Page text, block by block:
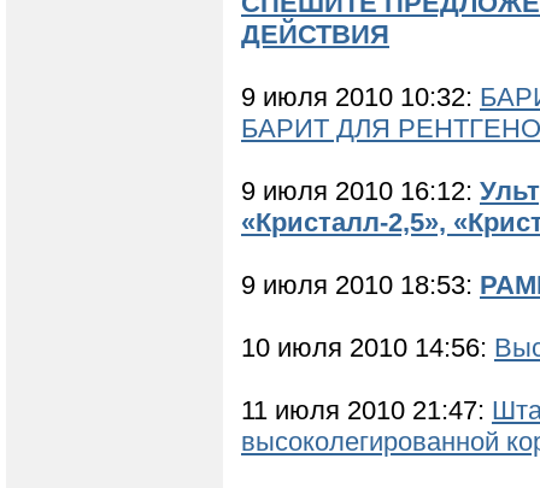
ДЕЙСТВИЯ
9 июля 2010 10:32:
БАРИТ ДЛЯ
9 июля 2010 16:12:
«Кристалл-2,5»,
9 июля 2010 18:53:
10 июля 2010 14:56:
11 июля 2010 21:47:
высоколегированной